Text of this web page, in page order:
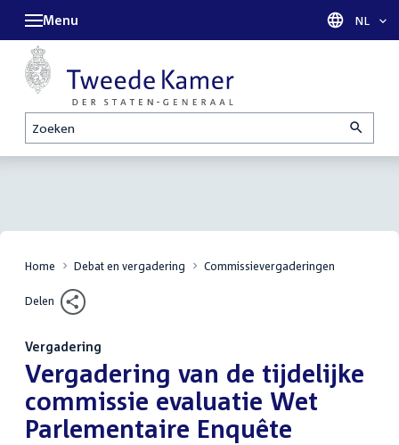
Zoeken
Menu Taal
NL
Home Debat en vergadering Commissievergaderingen
Delen
Vergadering
:Vergadering van de tijdelijke
commissie evaluatie Wet
Parlementaire Enquête